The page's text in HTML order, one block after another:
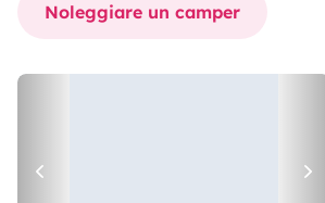
Noleggiare un camper